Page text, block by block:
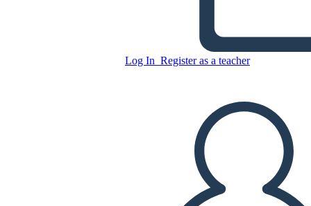
Log In Register as a teacher
Untitled Storyboard
Copy this Storyboard
CREATE A STORYBOARD
PLAY SLIDESHOW
READ TO ME